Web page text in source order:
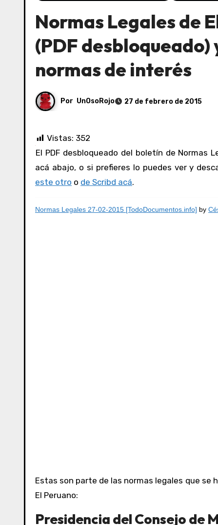
Normas Legales de
(PDF desbloqueado)
normas de interés
Por UnOsoRojo 27 de febrero de 2015
Vistas: 352
El PDF desbloqueado del boletín de Normas Legales de El Peruano del 27/02/2015 lo puedes ver y consultar
acá abajo, o si prefieres lo puedes ver y
este otro o de Scribd acá.
Normas Legales 27-02-2015 [TodoDocumentos.info] by
Estas son parte de las normas legales que se
El Peruano:
Presidencia del Consejo de